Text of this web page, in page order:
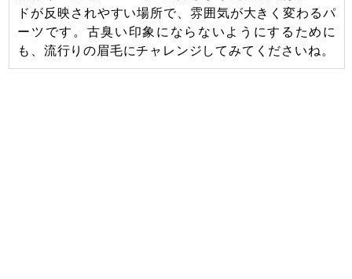
ドが反映されやすい場所で、雰囲気が大きく変わるパ
ーツです。古臭い印象にならないようにするために
も、流行りの眉毛にチャレンジしてみてくださいね。